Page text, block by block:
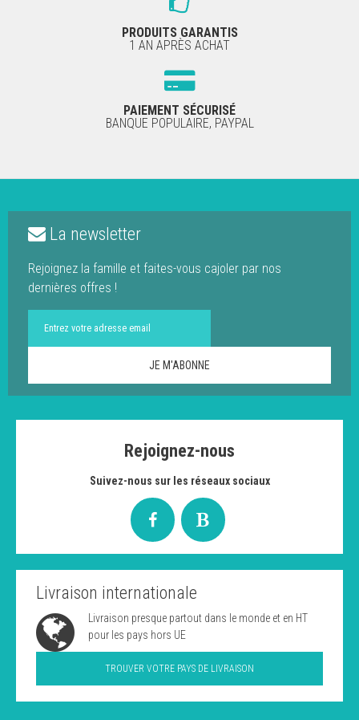
PRODUITS GARANTIS
1 AN APRÈS ACHAT
PAIEMENT SÉCURISÉ
BANQUE POPULAIRE, PAYPAL
La newsletter
Rejoignez la famille et faites-vous cajoler par nos
dernières offres !
Rejoignez-nous
Suivez-nous sur les réseaux sociaux
Livraison internationale
Livraison presque partout dans le monde et en HT
pour les pays hors UE
TROUVER VOTRE PAYS DE LIVRAISON